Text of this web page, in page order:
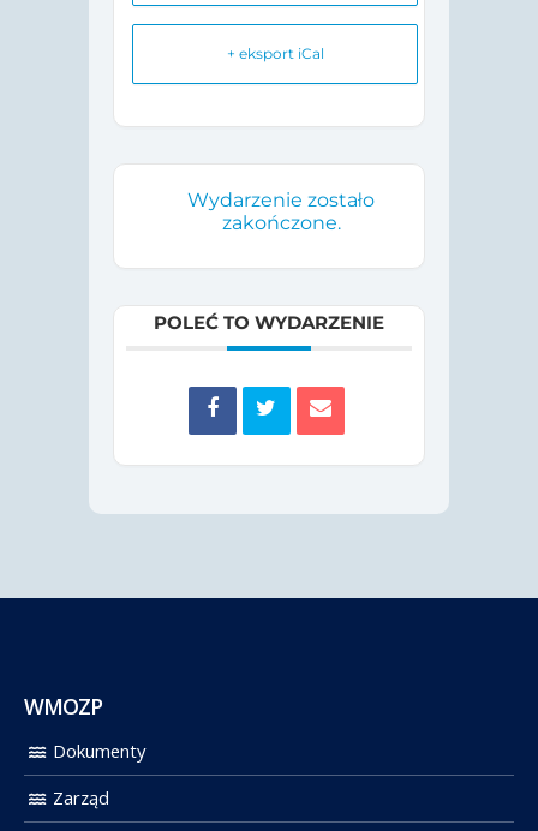
+ eksport iCal
Wydarzenie zostało
zakończone.
POLEĆ TO WYDARZENIE
WMOZP
Dokumenty
Zarząd